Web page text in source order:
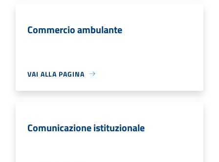
Commercio ambulante
VAI ALLA PAGINA
Comunicazione istituzionale